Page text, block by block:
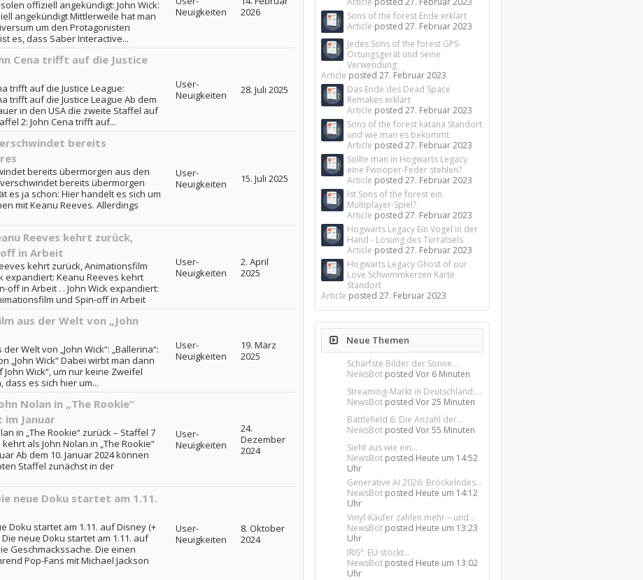
offiziell angekündigt: John Wick:
angekündigt Mittlerweile hat man
um den Protagonisten
es, dass Saber Interactive...
Neuigkeiten
2026
Cena trifft auf die Justice
trifft auf die Justice League:
trifft auf die Justice League Ab dem
in den USA die zweite Staffel auf
2: John Cena trifft auf...
User-
Neuigkeiten
28. Juli 2025
bereits
bereits übermorgen aus den
verschwindet bereits übermorgen
es ja schon: Hier handelt es sich um
mit Keanu Reeves. Allerdings
User-
Neuigkeiten
15. Juli 2025
Reeves kehrt zurück,
in Arbeit
kehrt zurück, Animationsfilm
expandiert: Keanu Reeves kehrt
off in Arbeit . . John Wick expandiert:
und Spin-off in Arbeit
User-
Neuigkeiten
2. April
2025
aus der Welt von „John
Welt von „John Wick“: „Ballerina“:
„John Wick“ Dabei wirbt man dann
Wick“, um nur keine Zweifel
es sich hier um...
User-
Neuigkeiten
19. März
2025
Nolan in „The Rookie“
Januar
in „The Rookie“ zurück – Staffel 7
als John Nolan in „The Rookie“
Ab dem 10. Januar 2024 können
Staffel zunächst in der
User-
Neuigkeiten
24.
Dezember
2024
neue Doku startet am 1.11.
Doku startet am 1.11. auf Disney (+
neue Doku startet am 1.11. auf
Geschmackssache. Die einen
Pop-Fans mit Michael Jackson
User-
Neuigkeiten
8. Oktober
2024
Sons of the forest Ende erklärt
Article posted27. Februar 2023
Jedes Sons of the forest GPS-
Ortungsgerät und seine
Verwendung
Article posted27. Februar 2023
Das Ende des Dead Space
Remakes erklärt
Article posted27. Februar 2023
Sons of the forest katana Standort
und wie man es bekommt
Article posted27. Februar 2023
Sollte man in Hogwarts Legacy
eine Fwooper-Feder stehlen?
Article posted27. Februar 2023
Ist Sons of the forest ein
Multiplayer-Spiel?
Article posted27. Februar 2023
Hogwarts Legacy Ein Vogel in der
Hand - Lösung des Türrätsels
Article posted27. Februar 2023
Hogwarts Legacy Ghost of our
Love Schwimmkerzen Karte
Standort
Article posted27. Februar 2023
Neue Themen
Schärfste Bilder der Sonne...
NewsBot postedVor 6 Minuten
Streaming-Markt in Deutschland:...
NewsBot postedVor 25 Minuten
Battlefield 6: Die Anzahl der...
NewsBot postedVor 55 Minuten
Sieht aus wie ein...
NewsBot posted Heute um 14:52
Uhr
Generative AI 2026: Bröckelndes...
NewsBot posted Heute um 14:12
Uhr
Vinyl-Käufer zahlen mehr – und...
NewsBot posted Heute um 13:23
Uhr
IRIS²: EU stockt...
NewsBot posted Heute um 13:02
Uhr